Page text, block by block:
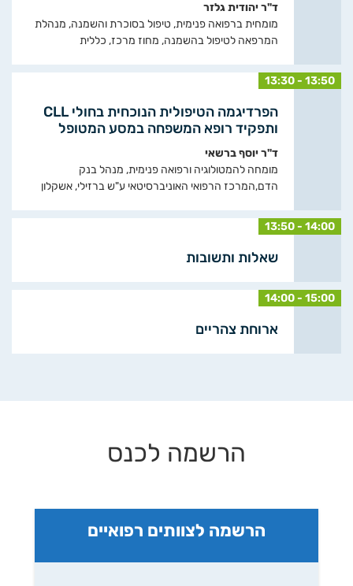
ד"ר יהודית גלזר
מומחית ברפואה פנימית, טיפול בסוכרת והשמנה, מנהלת
המרפאה לטיפול בהשמנה, מחוז מרכז, כללית
13:30 - 13:50
הפרדיגמה הטיפולית הנוכחית בחולי CLL
ותפקיד רופא המשפחה במסע המטופל
ד"ר יוסף ברשאי
מומחה להמטולוגיה ורפואה פנימית, מנהל בנק
הדם,המרכז הרפואי האוניברסיטאי ע"ש ברזילי, אשקלון
13:50 - 14:00
שאלות ותשובות
14:00 - 15:00
ארוחת צהריים
הרשמה לכנס
הרשמה לצוותים רפואיים